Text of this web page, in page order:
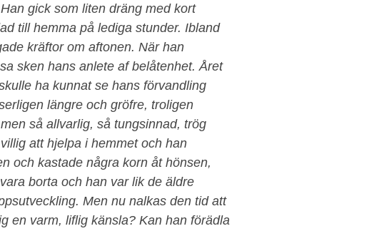
gick som liten dräng med kort
till hemma på lediga stunder. Ibland
kräftor om aftonen. När han
sken hans anlete af belåtenhet. Året
ha kunnat se hans förvandling
längre och gröfre, troligen
så allvarlig, så tungsinnad, trög
att hjelpa i hemmet och han
och kastade några korn åt hönsen,
borta och han var lik de äldre
Men nu nalkas den tid att
en varm, liflig känsla? Kan han förädla